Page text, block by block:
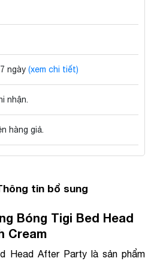
ngày (xem chi tiết)
nhận.
hàng giả.
tin bổ sung
Bóng Tigi Bed Head
Cream
Head After Party là sản phẩm